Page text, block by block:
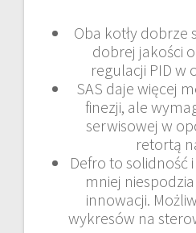
Oba kotły dobrze
dobrej jakości
regulacji PID w
SAS daje więcej
finezji, ale
serwisowej w
retortą
Defro to solidność
mniej
innowacji.
wykresów na